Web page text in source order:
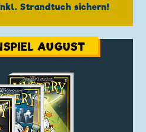
Strandtuch sichern!
AUGUST